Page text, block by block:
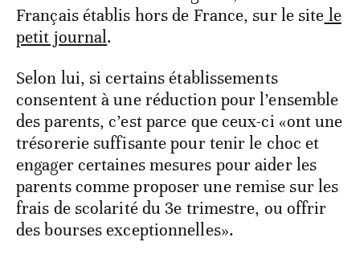
Français établis hors de France, sur le site le
petit journal.
Selon lui, si certains établissements
consentent à une réduction pour l’ensemble
des parents, c’est parce que ceux-ci «ont une
trésorerie suffisante pour tenir le choc et
engager certaines mesures pour aider les
parents comme proposer une remise sur les
frais de scolarité du 3e trimestre, ou offrir
des bourses exceptionnelles».